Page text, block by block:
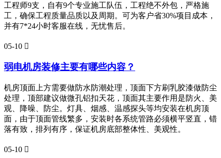
工程师9支，自有9个专业施工队伍，工程绝不外包，严格施
工，确保工程质量品质以及周期。可为客户省30%项目成本，
并有7*24小时客服在线，无忧售后。
05-10 
弱电机房装修主要有哪些内容？
机房顶面上方需要做防水防潮处理，顶面下方刷乳胶漆做防尘
处理，顶部建议做微孔铝扣天花，顶面其主要作用是防火、美
观、降噪、防尘。灯具、烟感、温感探头等均安装在机房顶
面，由于顶面管线繁多，安装时各系统管路必须横平竖直，错
落有致，排列有序，保证机房底部整体性、美观性。
05-10 